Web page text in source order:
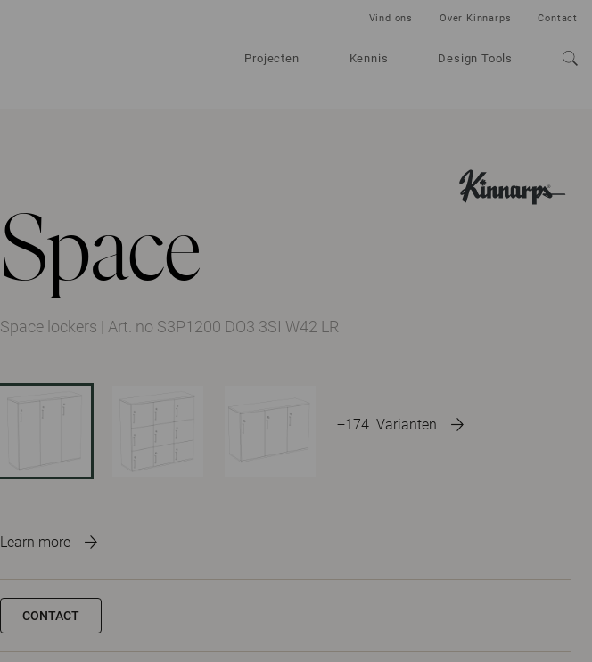
Projecten Kennis Design Tools
Vind ons Over Kinnarps Contact
Space
+174 Varianten
Space lockers | Art. no S3P1200 DO3 3SI W42 LR
Learn more
CONTACT